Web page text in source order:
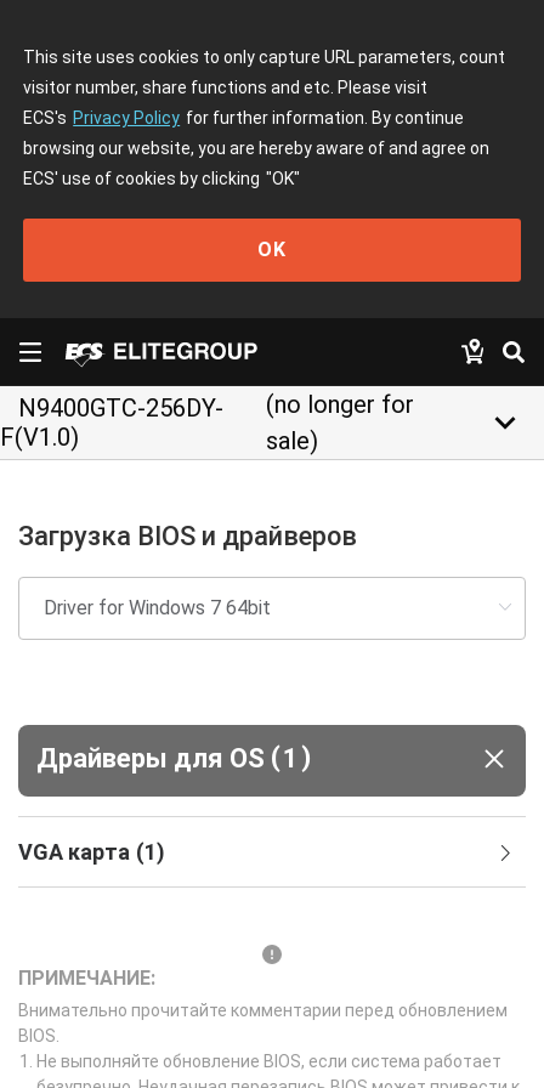
This site uses cookies to only capture URL parameters, count
visitor number, share functions and etc. Please visit
ECS's Privacy Policy for further information. By continue
browsing our website, you are hereby aware of and agree on
ECS' use of cookies by clicking "OK"
OK
N9400GTC-256DY-
F(V1.0)
(no longer for
sale)
keyboard_arrow_down
Загрузка BIOS и драйверов
Драйверы для ОS (1 )
VGA карта (1)
ПРИМЕЧАНИЕ:
Внимательно прочитайте комментарии перед обновлением
BIOS.
Не выполняйте обновление BIOS, если система работает